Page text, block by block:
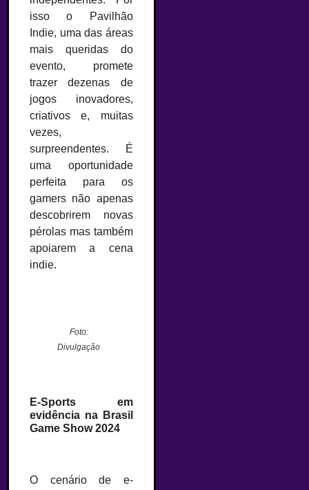
isso o Pavilhão
Indie, uma das áreas
mais queridas do
evento, promete
trazer dezenas de
jogos inovadores,
criativos e, muitas
vezes,
surpreendentes. É
uma oportunidade
perfeita para os
gamers não apenas
descobrirem novas
pérolas mas também
apoiarem a cena
indie.
Foto:
Divulgação
E-Sports em
evidência na Brasil
Game Show 2024
O cenário de e-